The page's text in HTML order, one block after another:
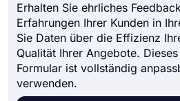
Erhalten Sie ehrliches
Erfahrungen Ihrer Kunden in
Sie Daten über die Effizienz
Qualität Ihrer Angebote.
Formular ist vollständig
verwenden.